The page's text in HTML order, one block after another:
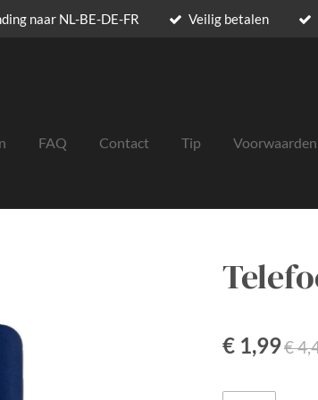
naar NL-BE-DE-FR Veilig betalen
FAQ Contact Tip
€ 1,99€